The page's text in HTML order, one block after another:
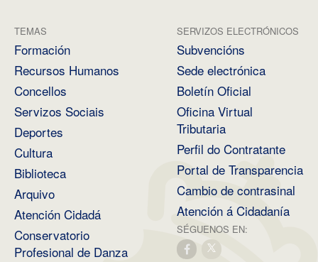
TEMAS
Formación
Recursos Humanos
Concellos
Servizos Sociais
Deportes
Cultura
Biblioteca
Arquivo
Atención Cidadá
Conservatorio
Profesional de Danza
SERVIZOS ELECTRÓNICOS
Subvencións
Sede electrónica
Boletín Oficial
Oficina Virtual
Tributaria
Perfil do Contratante
Portal de Transparencia
Cambio de contrasinal
Atención á Cidadanía
SÉGUENOS EN: